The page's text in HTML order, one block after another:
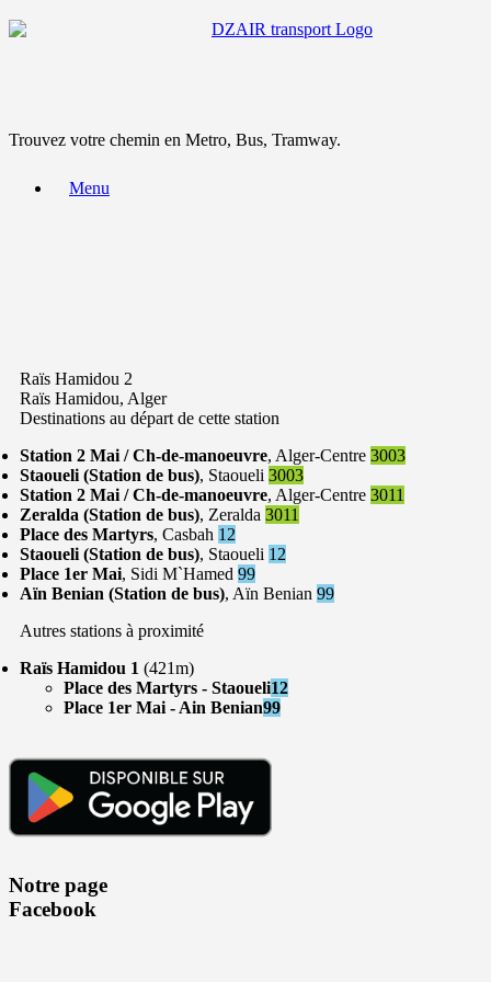
Trouvez votre chemin en Metro, Bus, Tramway.
Menu
Raïs Hamidou 2
Raïs Hamidou, Alger
Destinations au départ de cette station
Station 2 Mai / Ch-de-manoeuvre, Alger-Centre 3003
Staoueli (Station de bus), Staoueli 3003
Station 2 Mai / Ch-de-manoeuvre, Alger-Centre 3011
Zeralda (Station de bus), Zeralda 3011
Place des Martyrs, Casbah 12
Staoueli (Station de bus), Staoueli 12
Place 1er Mai, Sidi M`Hamed 99
Aïn Benian (Station de bus), Aïn Benian 99
Autres stations à proximité
Raïs Hamidou 1 (421m)
Place des Martyrs - Staoueli12
Place 1er Mai - Ain Benian99
Notre page
Facebook